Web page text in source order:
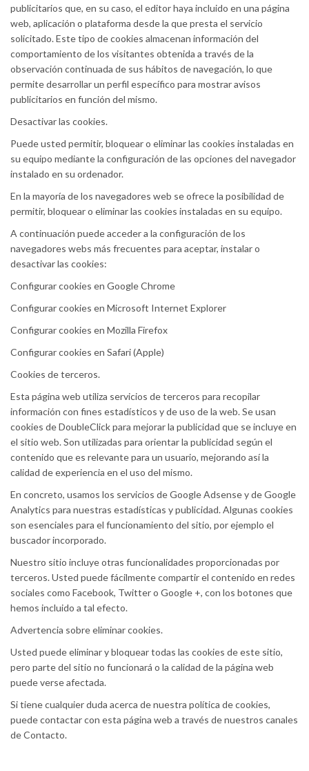
publicitarios que, en su caso, el editor haya incluido en una página
web, aplicación o plataforma desde la que presta el servicio
solicitado. Este tipo de cookies almacenan información del
comportamiento de los visitantes obtenida a través de la
observación continuada de sus hábitos de navegación, lo que
permite desarrollar un perfil específico para mostrar avisos
publicitarios en función del mismo.
Desactivar las cookies.
Puede usted permitir, bloquear o eliminar las cookies instaladas en
su equipo mediante la configuración de las opciones del navegador
instalado en su ordenador.
En la mayoría de los navegadores web se ofrece la posibilidad de
permitir, bloquear o eliminar las cookies instaladas en su equipo.
A continuación puede acceder a la configuración de los
navegadores webs más frecuentes para aceptar, instalar o
desactivar las cookies:
Configurar cookies en Google Chrome
Configurar cookies en Microsoft Internet Explorer
Configurar cookies en Mozilla Firefox
Configurar cookies en Safari (Apple)
Cookies de terceros.
Esta página web utiliza servicios de terceros para recopilar
información con fines estadísticos y de uso de la web. Se usan
cookies de DoubleClick para mejorar la publicidad que se incluye en
el sitio web. Son utilizadas para orientar la publicidad según el
contenido que es relevante para un usuario, mejorando así la
calidad de experiencia en el uso del mismo.
En concreto, usamos los servicios de Google Adsense y de Google
Analytics para nuestras estadísticas y publicidad. Algunas cookies
son esenciales para el funcionamiento del sitio, por ejemplo el
buscador incorporado.
Nuestro sitio incluye otras funcionalidades proporcionadas por
terceros. Usted puede fácilmente compartir el contenido en redes
sociales como Facebook, Twitter o Google +, con los botones que
hemos incluido a tal efecto.
Advertencia sobre eliminar cookies.
Usted puede eliminar y bloquear todas las cookies de este sitio,
pero parte del sitio no funcionará o la calidad de la página web
puede verse afectada.
Si tiene cualquier duda acerca de nuestra política de cookies,
puede contactar con esta página web a través de nuestros canales
de Contacto.